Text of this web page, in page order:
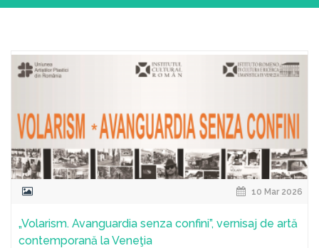
10 Mar 2026
„Volarism. Avanguardia senza confini”, vernisaj de artă
contemporană la Veneţia